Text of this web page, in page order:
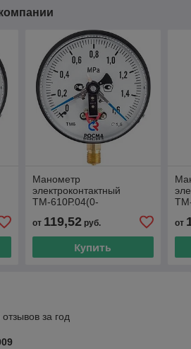
Манометр
электроконтактный
ТМ-610Р.04(0-
от 119,52руб.
Купить
от
за год